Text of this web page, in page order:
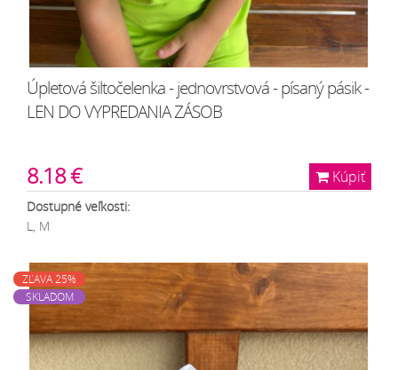
Úpletová šiltočelenka - jednovrstvová - písaný pásik -
LEN DO VYPREDANIA ZÁSOB
Kúpiť
8.18 €
Dostupné veľkosti:
L, M
ZĽAVA 25%
SKLADOM